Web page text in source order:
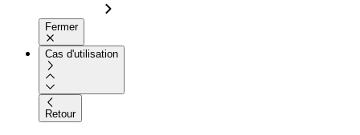
Fermer
Cas d'utilisation
Retour